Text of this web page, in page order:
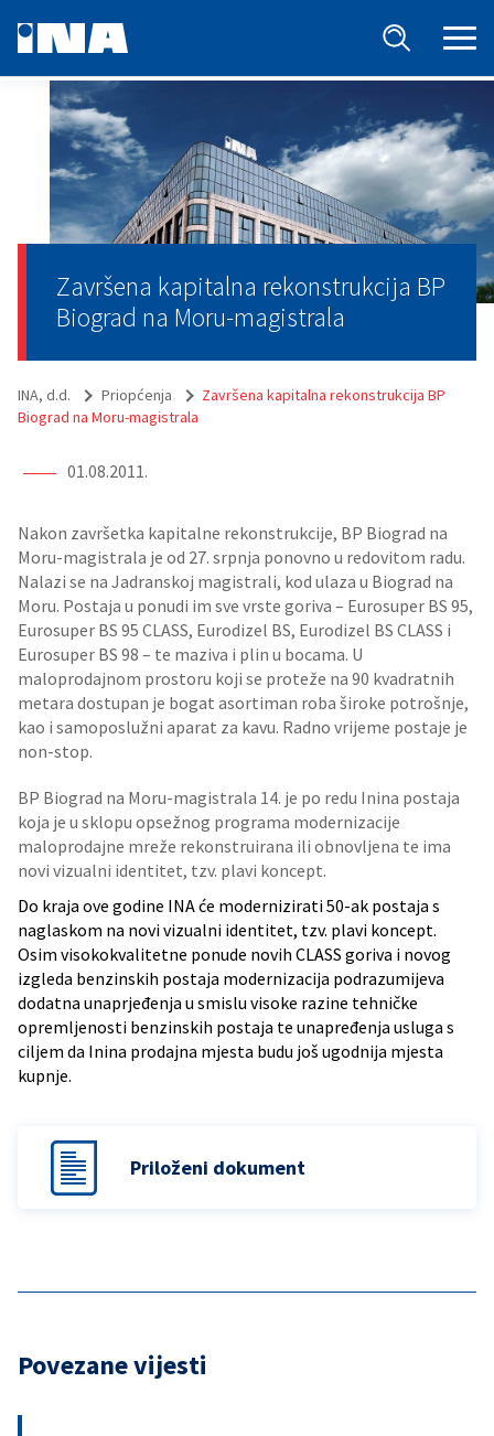
Završena kapitalna rekonstrukcija BP
Biograd na Moru-magistrala
INA, d.d. Priopćenja
Završena kapitalna rekonstrukcija BP
Biograd na Moru-magistrala
01.08.2011.
Nakon završetka kapitalne rekonstrukcije, BP Biograd na
Moru-magistrala je od 27. srpnja ponovno u redovitom radu.
Nalazi se na Jadranskoj magistrali, kod ulaza u Biograd na
Moru. Postaja u ponudi im sve vrste goriva – Eurosuper BS 95,
Eurosuper BS 95 CLASS, Eurodizel BS, Eurodizel BS CLASS i
Eurosuper BS 98 – te maziva i plin u bocama. U
maloprodajnom prostoru koji se proteže na 90 kvadratnih
metara dostupan je bogat asortiman roba široke potrošnje,
kao i samoposlužni aparat za kavu. Radno vrijeme postaje je
non-stop.
BP Biograd na Moru-magistrala 14. je po redu Inina postaja
koja je u sklopu opsežnog programa modernizacije
maloprodajne mreže rekonstruirana ili obnovljena te ima
novi vizualni identitet, tzv. plavi koncept.
Do kraja ove godine INA će modernizirati 50-ak postaja s
naglaskom na novi vizualni identitet, tzv. plavi koncept.
Osim visokokvalitetne ponude novih CLASS goriva i novog
izgleda benzinskih postaja modernizacija podrazumijeva
dodatna unaprjeđenja u smislu visoke razine tehničke
opremljenosti benzinskih postaja te unapređenja usluga s
ciljem da Inina prodajna mjesta budu još ugodnija mjesta
kupnje.
Priloženi dokument
Povezane vijesti